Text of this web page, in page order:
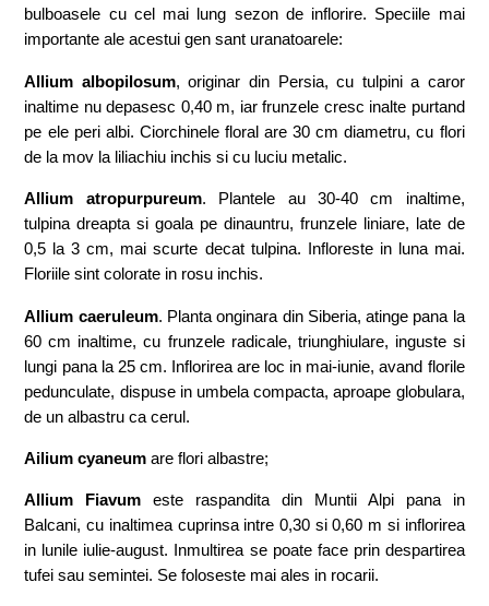
bulboasele cu cel mai lung sezon de inflorire. Speciile mai
importante ale acestui gen sant uranatoarele:
Allium albopilosum, originar din Persia, cu tulpini a caror
inaltime nu depasesc 0,40 m, iar frunzele cresc inalte purtand
pe ele peri albi. Ciorchinele floral are 30 cm diametru, cu flori
de la mov la liliachiu inchis si cu luciu metalic.
Allium atropurpureum. Plantele au 30-40 cm inaltime,
tulpina dreapta si goala pe dinauntru, frunzele liniare, late de
0,5 la 3 cm, mai scurte decat tulpina. Infloreste in luna mai.
Floriile sint colorate in rosu inchis.
Allium caeruleum. Planta onginara din Siberia, atinge pana la
60 cm inaltime, cu frunzele radicale, triunghiulare, inguste si
lungi pana la 25 cm. Inflorirea are loc in mai-iunie, avand florile
pedunculate, dispuse in umbela compacta, aproape globulara,
de un albastru ca cerul.
Ailium cyaneum are flori albastre;
Allium Fiavum este raspandita din Muntii Alpi pana in
Balcani, cu inaltimea cuprinsa intre 0,30 si 0,60 m si inflorirea
in lunile iulie-august. Inmultirea se poate face prin despartirea
tufei sau semintei. Se foloseste mai ales in rocarii.